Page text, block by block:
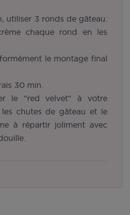
utiliser 3 ronds de gâteau.
chaque rond en les
le montage final
30 min.
le "red velvet" à votre
chutes de gâteau et le
à répartir joliment avec